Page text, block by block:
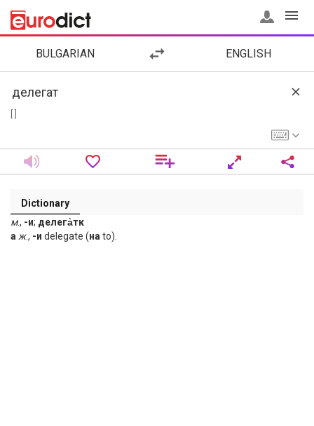
BULGARIAN ENGLISH
Dictionary
м., -и; делега̀тк
а ж., -и delegate (на to).